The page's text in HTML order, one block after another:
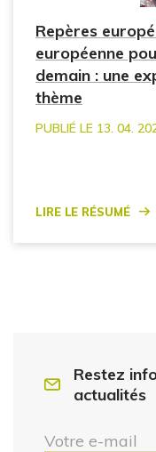
Repères
européenne
demain : une
thème
PUBLIÉ LE 13. 04.
Lire le résumé
Restez
actualités
Votre e-mail